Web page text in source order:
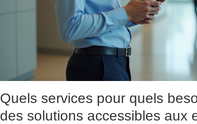
Quels services pour quels
des solutions accessibles aux